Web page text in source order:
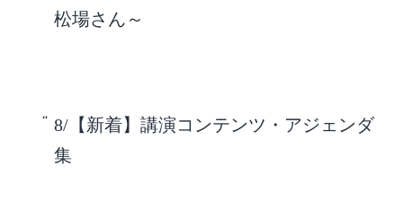
松場さん～
8/【新着】講演コンテンツ・アジェンダ
集